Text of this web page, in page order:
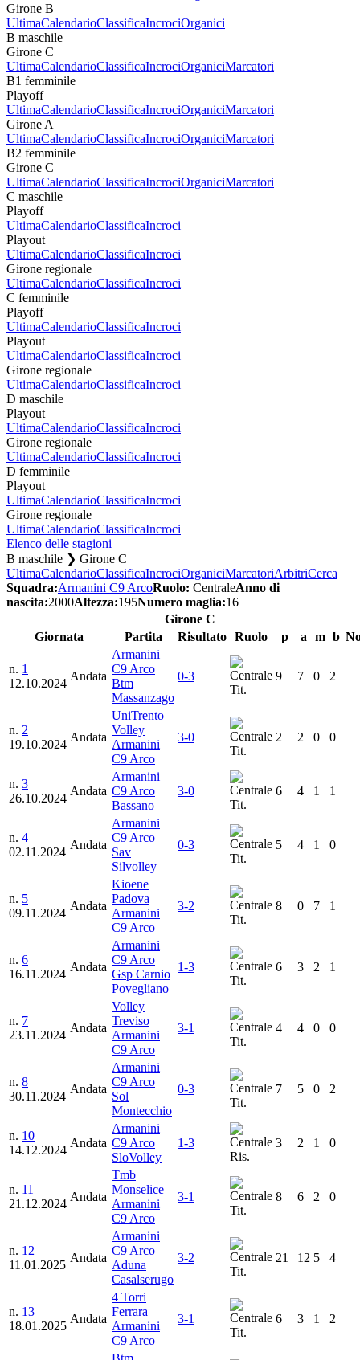
Girone B
UltimaCalendarioClassificaIncrociOrganici
B maschile
Girone C
UltimaCalendarioClassificaIncrociOrganiciMarcatori
B1 femminile
Playoff
UltimaCalendarioClassificaIncrociOrganiciMarcatori
Girone A
UltimaCalendarioClassificaIncrociOrganiciMarcatori
B2 femminile
Girone C
UltimaCalendarioClassificaIncrociOrganiciMarcatori
C maschile
Playoff
UltimaCalendarioClassificaIncroci
Playout
UltimaCalendarioClassificaIncroci
Girone regionale
UltimaCalendarioClassificaIncroci
C femminile
Playoff
UltimaCalendarioClassificaIncroci
Playout
UltimaCalendarioClassificaIncroci
Girone regionale
UltimaCalendarioClassificaIncroci
D maschile
Playout
UltimaCalendarioClassificaIncroci
Girone regionale
UltimaCalendarioClassificaIncroci
D femminile
Playout
UltimaCalendarioClassificaIncroci
Girone regionale
UltimaCalendarioClassificaIncroci
Elenco delle stagioni
B maschile ❯ Girone C
UltimaCalendarioClassificaIncrociOrganiciMarcatoriArbitriCerca
Squadra:Armanini C9 ArcoRuolo: CentraleAnno di
nascita:2000Altezza:195Numero maglia:16
Girone C
Giornata
Partita Risultato Ruolo p a m b
n. 1
12.10.2024
Andata
Armanini
C9 Arco
Btm
Massanzago
0-3
Tit.
9 7 0 2
n. 2
19.10.2024
Andata
UniTrento
Volley
Armanini
C9 Arco
3-0
Tit.
2 2 0 0
n. 3
26.10.2024
Andata
Armanini
C9 Arco
Bassano
3-0
Tit.
6 4 1 1
n. 4
02.11.2024
Andata
Armanini
C9 Arco
Sav
Silvolley
0-3
Tit.
5 4 1 0
n. 5
09.11.2024
Andata
Kioene
Padova
Armanini
C9 Arco
3-2
Tit.
8 0 7 1
n. 6
16.11.2024
Andata
Armanini
C9 Arco
Gsp Carnio
Povegliano
1-3
Tit.
6 3 2 1
n. 7
23.11.2024
Andata
Volley
Treviso
Armanini
C9 Arco
3-1
Tit.
4 4 0 0
n. 8
30.11.2024
Andata
Armanini
C9 Arco
Sol
Montecchio
0-3
Tit.
7 5 0 2
n. 10
14.12.2024
Andata
Armanini
C9 Arco
SloVolley
1-3
Ris.
3 2 1 0
n. 11
21.12.2024
Andata
Tmb
Monselice
Armanini
C9 Arco
3-1
Tit.
8 6 2 0
n. 12
11.01.2025
Andata
Armanini
C9 Arco
Aduna
Casalserugo
3-2
Tit.
21 12 5 4
n. 13
18.01.2025
Andata
4 Torri
Ferrara
Armanini
C9 Arco
3-1
Tit.
6 3 1 2